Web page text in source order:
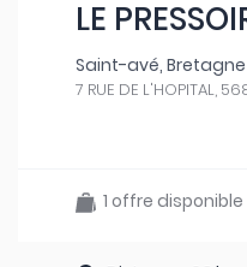
LE
Saint-avé, Bretagne
7 RUE DE L'HOPITAL,
1 offre disponible